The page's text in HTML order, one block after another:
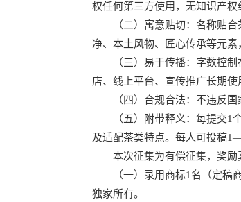
权任何第三方使用，无知识产权
（二）寓意贴切：名称贴合
净、本土风物、匠心传承等元素
（三）易于传播：字数控制
店、线上平台、宣传推广长期使
（四）合规合法：不违反国家
（五）附带释义：每提交1个
及适配茶类特点。每人可投稿
本次征集为有偿征集，奖励
（一）录用商标1名（定稿商
独家所有。